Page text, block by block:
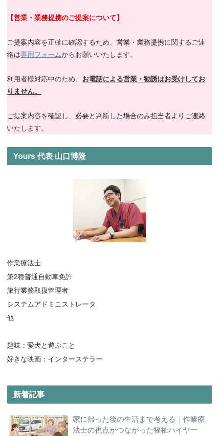
【営業・業務提携のご提案について】
ご提案内容を正確に確認するため、営業・業務提携に関するご連
絡は専用フォームからお願いいたします。
利用者様対応中のため、 お電話による営業・勧誘はお受けしてお
りません。
ご提案内容を確認し、必要と判断した場合のみ担当者よりご連絡
いたします。
Yours 代表 山口博隆
作業療法士
第2種普通自動車免許
旅行業務取扱管理者
システムアドミニストレータ
他
趣味：愛犬と遊ぶこと
好きな映画：インターステラー
新着記事
家に帰った後の生活まで考える｜作業療
法士の視点がつながった福祉ハイヤー